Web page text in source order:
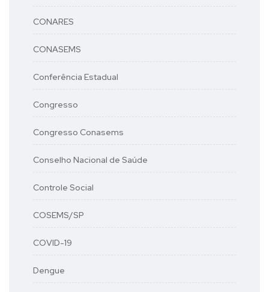
CONARES
CONASEMS
Conferência Estadual
Congresso
Congresso Conasems
Conselho Nacional de Saúde
Controle Social
COSEMS/SP
COVID-19
Dengue